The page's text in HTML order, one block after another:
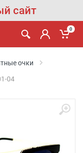
сайт
0
очки
04